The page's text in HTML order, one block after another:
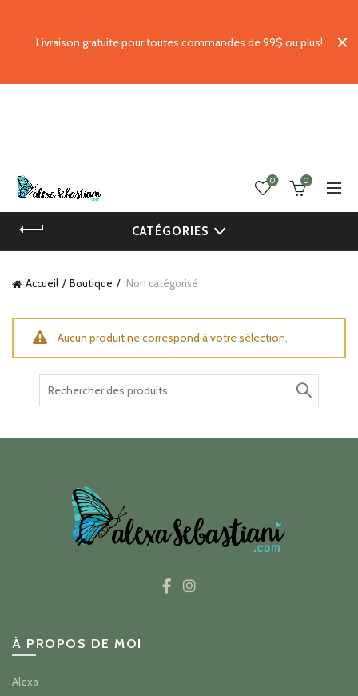
0 0
CATÉGORIES
Accueil Boutique Non catégorisé
Aucun produit ne correspond à votre sélection.
Recherche
À PROPOS DE MOI
Alexa
Livraison gratuite pour toutes commandes de 99$ ou plus!